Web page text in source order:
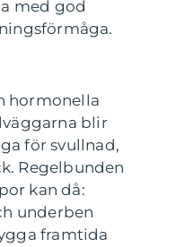
med god
hormonella
blir
för svullnad,
Regelbunden
kan då:
underben
framtida